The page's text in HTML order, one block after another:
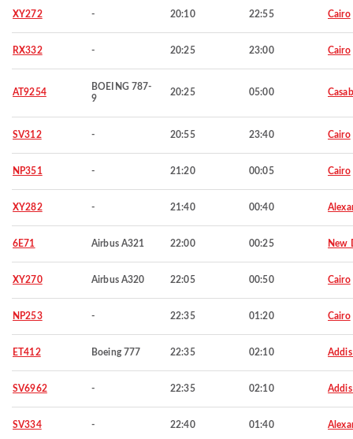
XY272 - 20:10 22:55 Cairo
RX332 - 20:25 23:00 Cairo
AT9254
BOEING 787-
9
20:25 05:00
SV312 - 20:55 23:40 Cairo
NP351 - 21:20 00:05 Cairo
XY282 - 21:40 00:40
6E71 Airbus A321 22:00 00:25 New
XY270 Airbus A320 22:05 00:50 Cairo
NP253 - 22:35 01:20 Cairo
ET412 Boeing 777 22:35 02:10
SV6962 - 22:35 02:10
SV334 - 22:40 01:40